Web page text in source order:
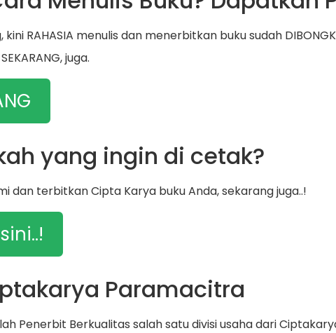
kini RAHASIA menulis dan menerbitkan buku sudah
juga.
yang ingin di cetak?
dan terbitkan Cipta Karya buku Anda, sekarang juga..!
Paramacitra
Penerbit Berkualitas salah satu divisi usaha dari